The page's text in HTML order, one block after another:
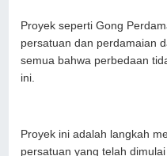
Proyek seperti Gong
persatuan dan perdamaian
semua bahwa perbedaan
ini.
Proyek ini adalah langkah
persatuan yang telah